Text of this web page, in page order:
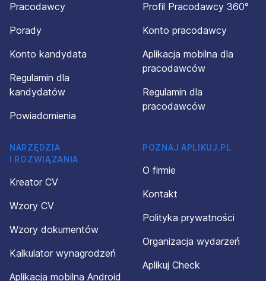
Pracodawcy
Porady
Konto kandydata
Regulamin dla
kandydatów
Powiadomienia
Profil Pracodawcy 360°
Konto pracodawcy
Aplikacja mobilna dla
pracodawców
Regulamin dla
pracodawców
NARZĘDZIA
I ROZWIĄZANIA
Kreator CV
Wzory CV
Wzory dokumentów
Kalkulator wynagrodzeń
Aplikacja mobilna Android
POZNAJ APLIKUJ.PL
O firmie
Kontakt
Polityka prywatności
Organizacja wydarzeń
Aplikuj Check